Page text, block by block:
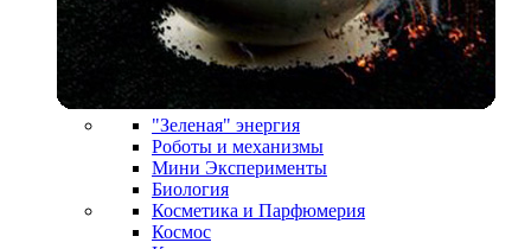
"Зеленая" энергия
Роботы и механизмы
Мини Эксперименты
Биология
Косметика и Парфюмерия
Космос